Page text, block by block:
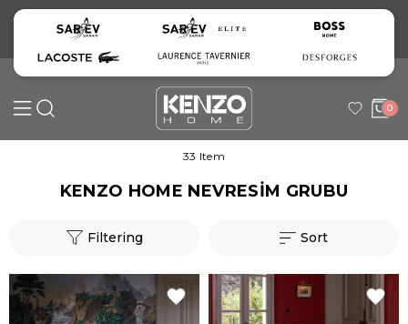
0
33 Item
KENZO HOME NEVRESİM GRUBU
Filtering Sort